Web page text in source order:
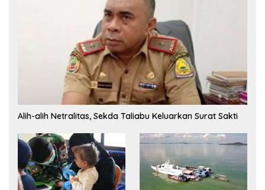
Alih-alih Netralitas, Sekda Taliabu Keluarkan Surat Sakti